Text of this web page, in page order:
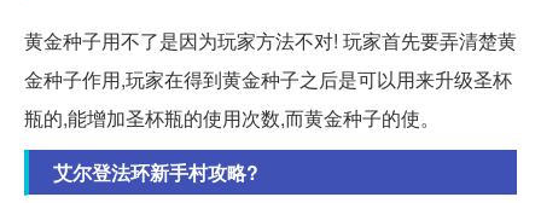
黄金种子用不了是因为玩家方法不对! 玩家首先要弄清楚黄
金种子作用,玩家在得到黄金种子之后是可以用来升级圣杯
瓶的,能增加圣杯瓶的使用次数,而黄金种子的使。
艾尔登法环新手村攻略?